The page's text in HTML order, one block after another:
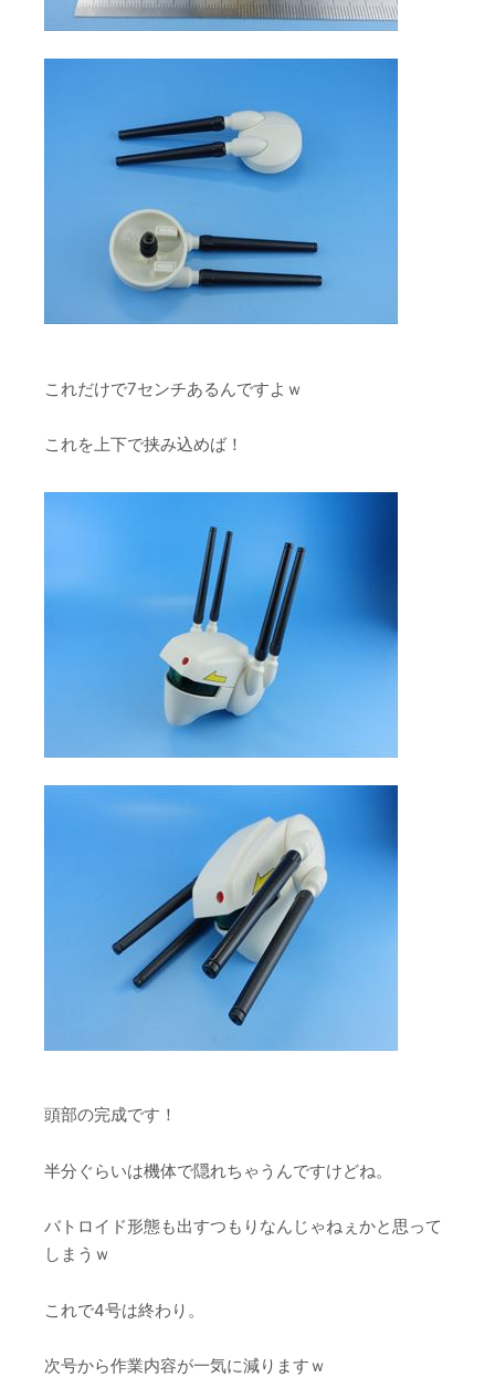
これだけで7センチあるんですよｗ
これを上下で挟み込めば！
頭部の完成です！
半分ぐらいは機体で隠れちゃうんですけどね。
バトロイド形態も出すつもりなんじゃねぇかと思って
しまうｗ
これで4号は終わり。
次号から作業内容が一気に減りますｗ